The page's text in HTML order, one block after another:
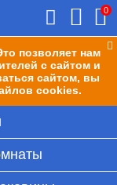
позволяет нам
с сайтом и
сайтом, вы
cookies.
0